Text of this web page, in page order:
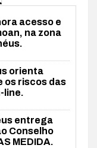
acesso e
na zona
orienta
os riscos das
line.
entrega
Conselho
MEDIDA.